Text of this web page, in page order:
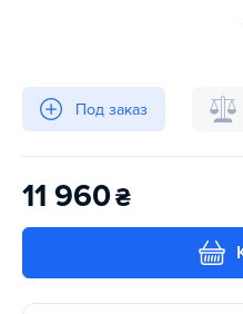
Под заказ
11 960₴